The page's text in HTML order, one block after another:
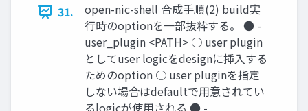
31.
open-nic-shell 合成手順(2) build実
行時のoptionを一部抜粋する。 ● -
user_plugin <PATH> ○ user plugin
としてuser logicをdesignに挿入する
ためのoption ○ user pluginを指定
しない場合はdefaultで用意されてい